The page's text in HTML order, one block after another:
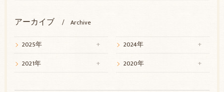
アーカイブ Archive
2025年
2024年
2021年
2020年